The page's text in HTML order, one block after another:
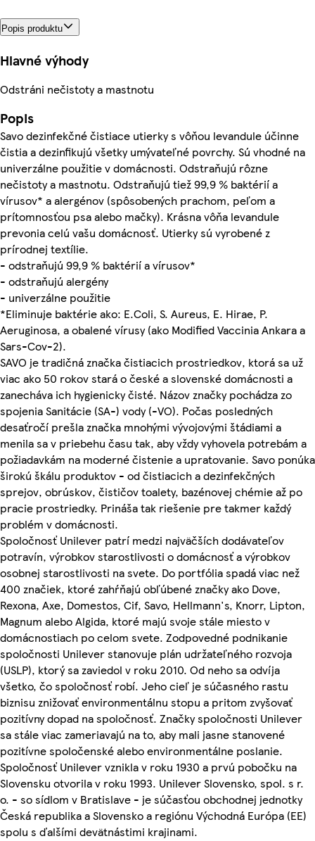
Popis produktu
Hlavné výhody
Odstráni nečistoty a mastnotu
Popis
Savo dezinfekčné čistiace utierky s vôňou levandule účinne
čistia a dezinfikujú všetky umývateľné povrchy. Sú vhodné na
univerzálne použitie v domácnosti. Odstraňujú rôzne
nečistoty a mastnotu. Odstraňujú tiež 99,9 % baktérií a
vírusov* a alergénov (spôsobených prachom, peľom a
prítomnosťou psa alebo mačky). Krásna vôňa levandule
prevonia celú vašu domácnosť. Utierky sú vyrobené z
prírodnej textílie.
- odstraňujú 99,9 % baktérií a vírusov*
- odstraňujú alergény
- univerzálne použitie
*Eliminuje baktérie ako: E.Coli, S. Aureus, E. Hirae, P.
Aeruginosa, a obalené vírusy (ako Modified Vaccinia Ankara a
Sars-Cov-2).
SAVO je tradičná značka čistiacich prostriedkov, ktorá sa už
viac ako 50 rokov stará o české a slovenské domácnosti a
zanecháva ich hygienicky čisté. Názov značky pochádza zo
spojenia Sanitácie (SA-) vody (-VO). Počas posledných
desaťročí prešla značka mnohými vývojovými štádiami a
menila sa v priebehu času tak, aby vždy vyhovela potrebám a
požiadavkám na moderné čistenie a upratovanie. Savo ponúka
širokú škálu produktov - od čistiacich a dezinfekčných
sprejov, obrúskov, čističov toalety, bazénovej chémie až po
pracie prostriedky. Prináša tak riešenie pre takmer každý
problém v domácnosti.
Spoločnosť Unilever patrí medzi najväčších dodávateľov
potravín, výrobkov starostlivosti o domácnosť a výrobkov
osobnej starostlivosti na svete. Do portfólia spadá viac než
400 značiek, ktoré zahŕňajú obľúbené značky ako Dove,
Rexona, Axe, Domestos, Cif, Savo, Hellmann's, Knorr, Lipton,
Magnum alebo Algida, ktoré majú svoje stále miesto v
domácnostiach po celom svete. Zodpovedné podnikanie
spoločnosti Unilever stanovuje plán udržateľného rozvoja
(USLP), ktorý sa zaviedol v roku 2010. Od neho sa odvíja
všetko, čo spoločnosť robí. Jeho cieľ je súčasného rastu
biznisu znižovať environmentálnu stopu a pritom zvyšovať
pozitívny dopad na spoločnosť. Značky spoločnosti Unilever
sa stále viac zameriavajú na to, aby mali jasne stanovené
pozitívne spoločenské alebo environmentálne poslanie.
Spoločnosť Unilever vznikla v roku 1930 a prvú pobočku na
Slovensku otvorila v roku 1993. Unilever Slovensko, spol. s r.
o. - so sídlom v Bratislave - je súčasťou obchodnej jednotky
Česká republika a Slovensko a regiónu Východná Európa (EE)
spolu s ďalšími devätnástimi krajinami.